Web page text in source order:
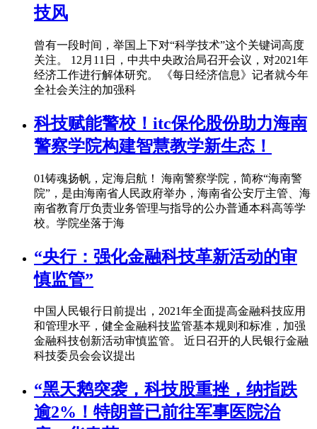
技风
曾有一段时间，举国上下对“科学技术”这个关键词高度
关注。 12月11日，中共中央政治局召开会议，对2021年
经济工作进行解体研究。 《每日经济信息》记者就今年
全社会关注的加强科
科技赋能警校！itc保伦股份助力海南
警察学院构建智慧教学新生态！
01铸魂扬帆，定海启航！ 海南警察学院，简称“海南警
院”，是由海南省人民政府举办，海南省公安厅主管、海
南省教育厅负责业务管理与指导的公办普通本科高等学
校。学院坐落于海
“央行：强化金融科技革新活动的审
慎监管”
中国人民银行日前提出，2021年全面提高金融科技应用
和管理水平，健全金融科技监管基本规则和标准，加强
金融科技创新活动审慎监管。 近日召开的人民银行金融
科技委员会会议提出
“黑天鹅突袭，科技股重挫，纳指跌
逾2%！特朗普已前往军事医院治